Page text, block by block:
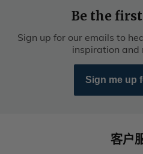
Be the
Sign up for our emails to
inspiration and
Sign me up
客户